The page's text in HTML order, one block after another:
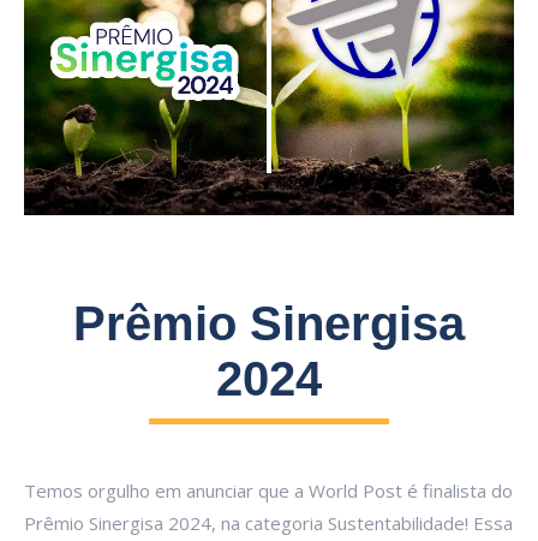
Prêmio Sinergisa
2024
Temos orgulho em anunciar que a World Post é finalista do
Prêmio Sinergisa 2024, na categoria Sustentabilidade! Essa